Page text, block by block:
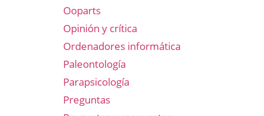
Ooparts
Opinión y crítica
Ordenadores informática
Paleontología
Parapsicología
Preguntas